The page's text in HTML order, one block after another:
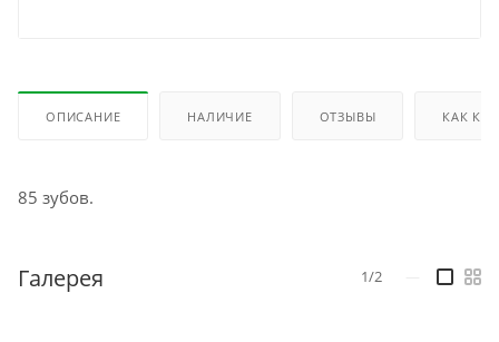
ОПИСАНИЕ НАЛИЧИЕ ОТЗЫВЫ КАК
85 зубов.
Галерея 1/2